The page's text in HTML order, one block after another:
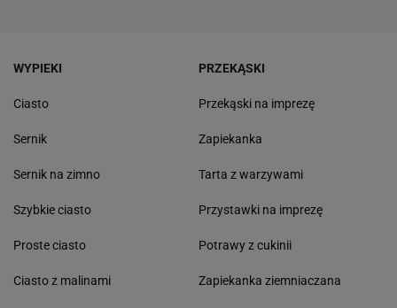
WYPIEKI
Ciasto
Sernik
Sernik na zimno
Szybkie ciasto
Proste ciasto
Ciasto z malinami
PRZEKĄSKI
Przekąski na imprezę
Zapiekanka
Tarta z warzywami
Przystawki na imprezę
Potrawy z cukinii
Zapiekanka ziemniaczana